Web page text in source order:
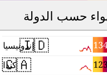
حسب الدولة
🇮🇩إندونيسيا
🇨🇦 123 كندا